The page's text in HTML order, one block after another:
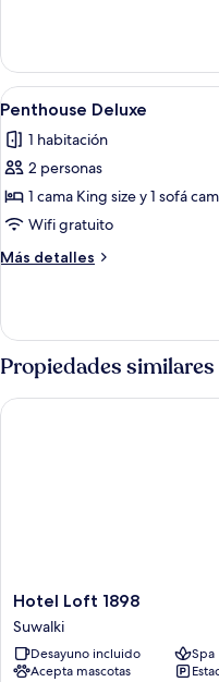
Deluxe
Abrir
todas
las
fotos
de
Penthouse
Deluxe
3
Penthouse Deluxe
1 habitación
2 personas
1 cama King size y 1 sofá
Wifi gratuito
Más detalles
Más
Deluxe
Propiedades similares
Hotel
Loft
1898
Suwalki
Hotel Loft 1898
Suwalki
Desayuno incluido
Spa
Acepta mascotas
Hotel Loft 1898